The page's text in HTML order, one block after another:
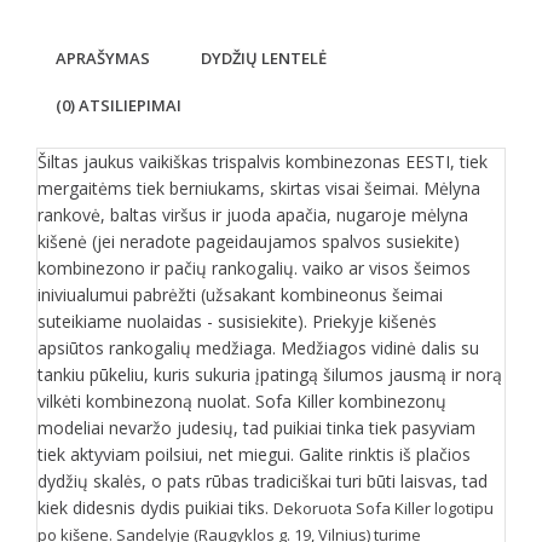
APRAŠYMAS DYDŽIŲ LENTELĖ
(0) ATSILIEPIMAI
Šiltas jaukus vaikiškas trispalvis kombinezonas EESTI, tiek
mergaitėms tiek berniukams, skirtas visai šeimai. Mėlyna
rankovė, baltas viršus ir juoda apačia, nugaroje mėlyna
kišenė (jei neradote pageidaujamos spalvos susiekite)
kombinezono ir pačių rankogalių. vaiko ar visos šeimos
iniviualumui pabrėžti (užsakant kombineonus šeimai
suteikiame nuolaidas - susisiekite). Priekyje kišenės
apsiūtos rankogalių medžiaga. Medžiagos vidinė dalis su
tankiu pūkeliu, kuris sukuria įpatingą šilumos jausmą ir norą
vilkėti kombinezoną nuolat. Sofa Killer kombinezonų
modeliai nevaržo judesių, tad puikiai tinka tiek pasyviam
tiek aktyviam poilsiui, net miegui. Galite rinktis iš plačios
dydžių skalės, o pats rūbas tradiciškai turi būti laisvas, tad
kiek didesnis dydis puikiai tiks. Dekoruota Sofa Killer logotipu
po kišene. Sandelyje (Raugyklos g. 19, Vilnius) turime